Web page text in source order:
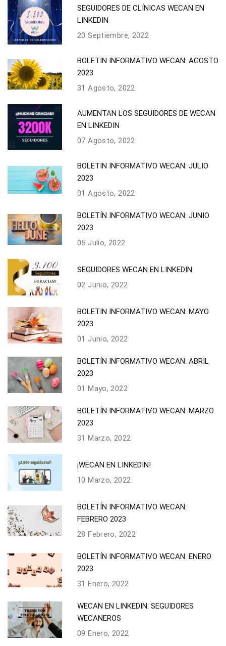
SEGUIDORES DE CLÍNICAS WECAN EN
LINKEDIN
20 Septiembre, 2022
BOLETIN INFORMATIVO WECAN: AGOSTO
2023
31 Agosto, 2022
AUMENTAN LOS SEGUIDORES DE WECAN
EN LINKEDIN
07 Agosto, 2022
BOLETIN INFORMATIVO WECAN: JULIO
2023
01 Agosto, 2022
BOLETÍN INFORMATIVO WECAN: JUNIO
2023
05 Julio, 2022
SEGUIDORES WECAN EN LINKEDIN
02 Junio, 2022
BOLETIN INFORMATIVO WECAN: MAYO
2023
01 Junio, 2022
BOLETÍN INFORMATIVO WECAN: ABRIL
2023
01 Mayo, 2022
BOLETÍN INFORMATIVO WECAN: MARZO
2023
31 Marzo, 2022
¡WECAN EN LINKEDIN!
10 Marzo, 2022
BOLETÍN INFORMATIVO WECAN:
FEBRERO 2023
28 Febrero, 2022
BOLETÍN INFORMATIVO WECAN: ENERO
2023
31 Enero, 2022
WECAN EN LINKEDIN: SEGUIDORES
WECANEROS
09 Enero, 2022